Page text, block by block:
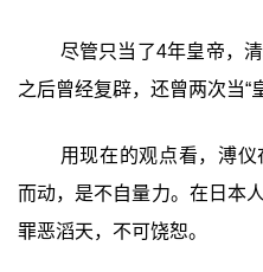
尽管只当了4年皇帝，
之后曾经复辟，还曾两次当“皇
用现在的观点看，溥
而动，是不自量力。在日本
罪恶滔天，不可饶恕。